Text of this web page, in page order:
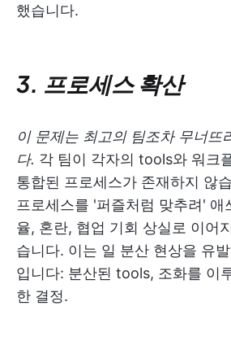
했습니다.
3. 프로세스 확산
이 문제는 최고의 팀조차 무너뜨
다. 각 팀이 각자의 tools와 워크
통합된 프로세스가 존재하지 않
프로세스를 '퍼즐처럼 맞추려' 애
율, 혼란, 협업 기회 상실로 이어
습니다. 이는 일 분산 현상을 유
입니다: 분산된 tools, 조화를 이
한 결정.